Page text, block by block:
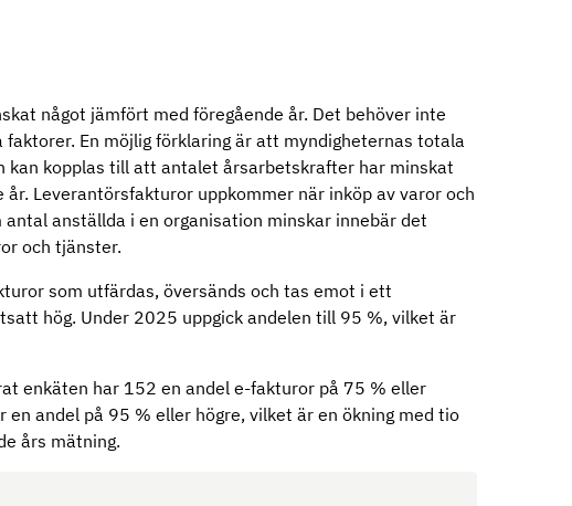
något jämfört med föregående år. Det behöver inte
En möjlig förklaring är att myndigheternas totala
kan kopplas till att antalet årsarbetskrafter har minskat
Leverantörsfakturor uppkommer när inköp av varor och
anställda i en organisation minskar innebär det
och tjänster.
som utfärdas, översänds och tas emot i ett
hög. Under 2025 uppgick andelen till 95 %, vilket är
enkäten har 152 en andel e-fakturor på 75 % eller
en andel på 95 % eller högre, vilket är en ökning med tio
års mätning.